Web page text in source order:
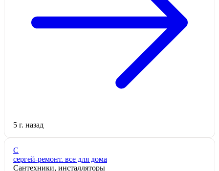
5 г. назад
С
сергей-ремонт. все для дома
Сантехники, инсталляторы